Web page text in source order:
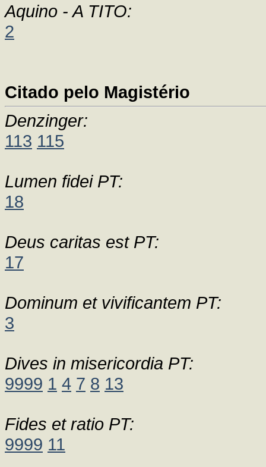
Aquino - A TITO:
2
Citado pelo Magistério
Denzinger:
113 115
Lumen fidei PT:
18
Deus caritas est PT:
17
Dominum et vivificantem PT:
3
Dives in misericordia PT:
9999 1 4 7 8 13
Fides et ratio PT:
9999 11